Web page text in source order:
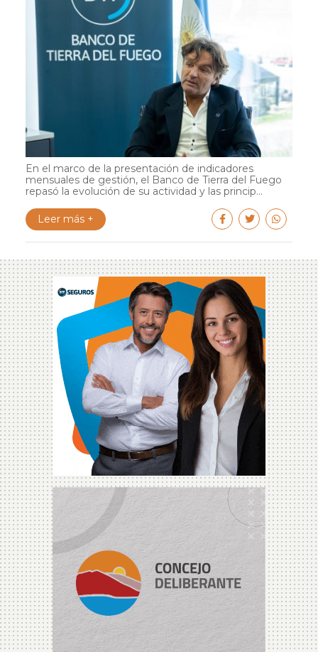
En el marco de la presentación de indicadores
mensuales de gestión, el Banco de Tierra del Fuego
repasó la evolución de su actividad y las princip...
Leer más +